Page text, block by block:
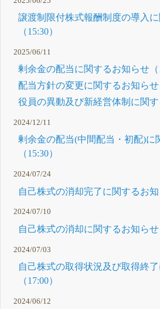
譲渡制限付株式報酬制度の導入
（15:30）
2025/06/11
剰余金の配当に関するお知らせ（
配当方針の変更に関するお知らせ
役員の異動及び新経営体制に関す
2024/12/11
剰余金の配当(中間配当・初配)に
（15:30）
2024/07/24
自己株式の消却完了に関するお知
2024/07/10
自己株式の消却に関するお知らせ
2024/07/03
自己株式の取得状況及び取得終
（17:00）
2024/06/12